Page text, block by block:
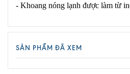
- Khoang nóng lạnh được làm từ
SẢN PHẨM ĐÃ XEM